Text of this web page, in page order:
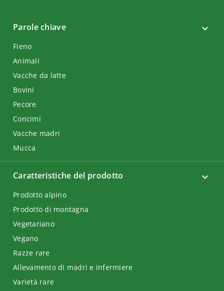
Parole chiave
Fieno
Animali
Vacche da latte
Bovini
Pecore
Concimi
Vacche madri
Mucca
Caratteristiche del prodotto
Prodotto alpino
Prodotto di montagna
Vegetariano
Vegano
Razze rare
Allevamento di madri e infermiere
Varietà rare